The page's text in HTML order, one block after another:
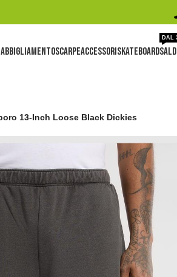
ABBIGLIAMENTOSCARPEACCESSORISKATEBOARD
DAL
13-Inch Loose Black Dickies